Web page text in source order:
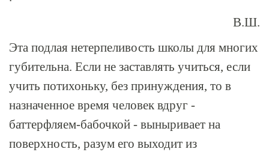
В.Ш.
Эта подлая нетерпеливость школы для многих
губительна. Если не заставлять учиться, если
учить потихоньку, без принуждения, то в
назначенное время человек вдруг -
баттерфляем-бабочкой - выныривает на
поверхность, разум его выходит из